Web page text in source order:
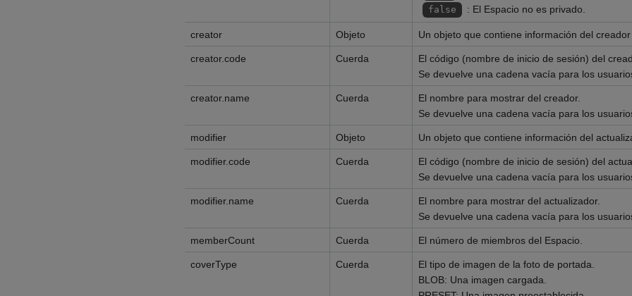
false : El Espacio no es privado.
creator Objeto Un objeto que contiene información del creador
creator.code Cuerda
El código (nombre de inicio de sesión) del
Se devuelve una cadena vacía para los
creator.name Cuerda
El nombre para mostrar del creador.
Se devuelve una cadena vacía para los
modifier Objeto Un objeto que contiene información del
modifier.code Cuerda
El código (nombre de inicio de sesión) del
Se devuelve una cadena vacía para los
modifier.name Cuerda
El nombre para mostrar del actualizador.
Se devuelve una cadena vacía para los
memberCount Cuerda El número de miembros del Espacio.
coverType Cuerda
El tipo de imagen de la foto de portada.
BLOB: Una imagen cargada.